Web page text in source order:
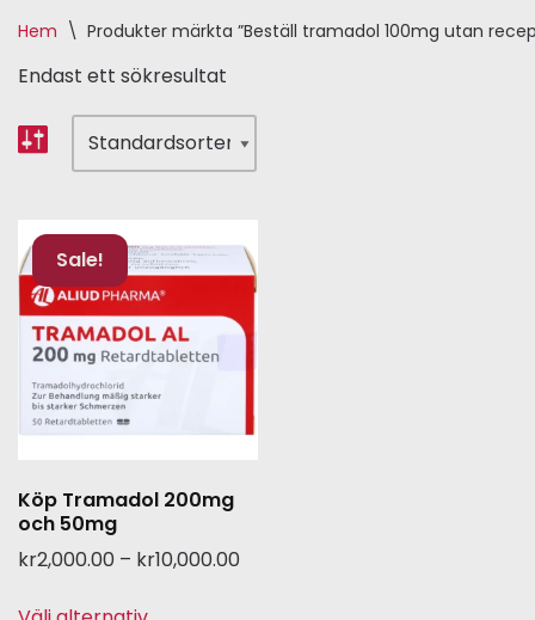
Hem \ Produkter märkta ”Beställ tramadol 100mg utan
Endast ett sökresultat
Sale!
Köp Tramadol 200mg
och 50mg
kr2,000.00 – kr10,000.00